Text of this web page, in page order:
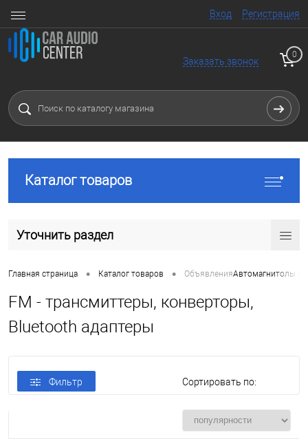
Вход Регистрация
Заказать звонок
0
Каталог товаров
Уточнить раздел
Главная страница • Каталог товаров • ОбъявленияАвтомагнитолы и
FM - трансмиттеры, конверторы,
Bluetooth адаптеры
Фильтр Сортировать по: